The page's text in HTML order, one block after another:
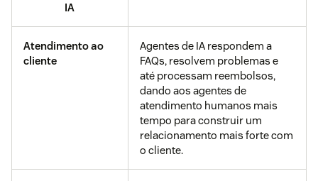
IA
Atendimento ao
cliente
Agentes de IA respondem a
FAQs, resolvem problemas e
até processam reembolsos,
dando aos agentes de
atendimento humanos mais
tempo para construir um
relacionamento mais forte com
o cliente.